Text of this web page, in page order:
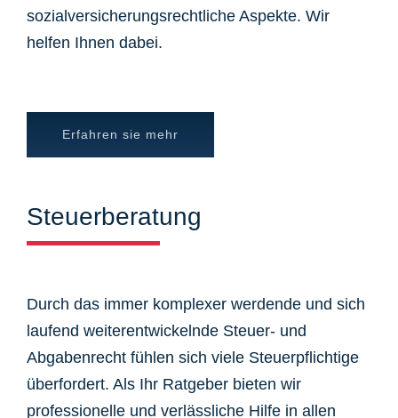
sozialversicherungsrechtliche Aspekte. Wir
helfen Ihnen dabei.
Erfahren sie mehr
Steuerberatung
Durch das immer komplexer werdende und sich
laufend weiterentwickelnde Steuer- und
Abgabenrecht fühlen sich viele Steuerpflichtige
überfordert. Als Ihr Ratgeber bieten wir
professionelle und verlässliche Hilfe in allen